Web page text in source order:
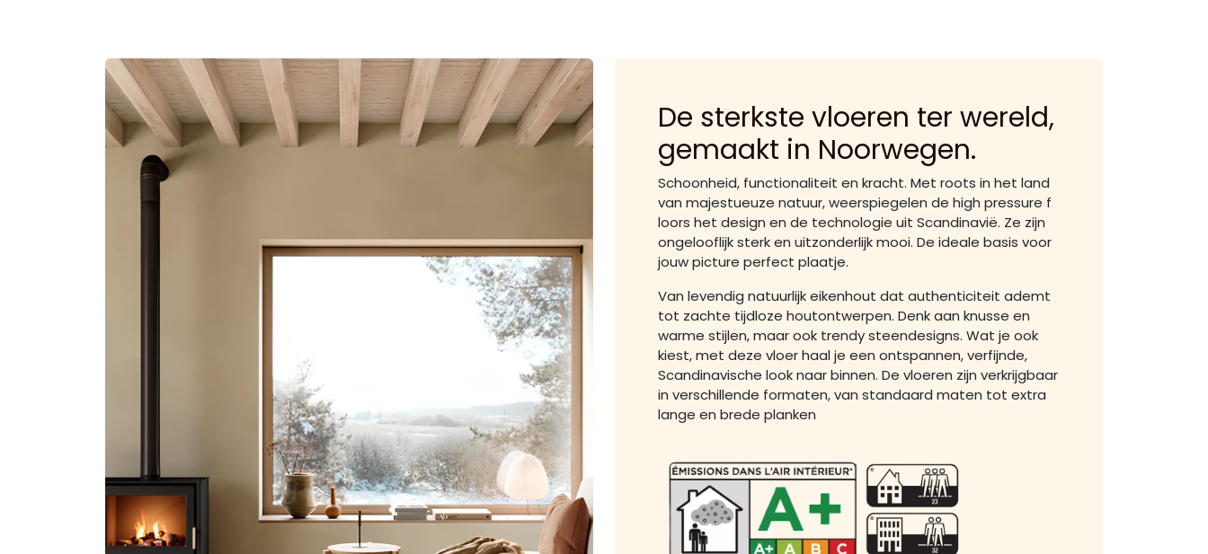
De sterkste vloeren ter wereld,
gemaakt in Noorwegen.
Schoonheid, functionaliteit en kracht. Met roots in het land
van majestueuze natuur, weerspiegelen de high pressure f
loors het design en de technologie uit Scandinavië. Ze zijn
ongelooflijk sterk en uitzonderlijk mooi. De ideale basis voor
jouw picture perfect plaatje.
Van levendig natuurlijk eikenhout dat authenticiteit ademt
tot zachte tijdloze houtontwerpen. Denk aan knusse en
warme stijlen, maar ook trendy steendesigns. Wat je ook
kiest, met deze vloer haal je een ontspannen, verfijnde,
Scandinavische look naar binnen. De vloeren zijn verkrijgbaar
in verschillende formaten, van standaard maten tot extra
lange en brede planken